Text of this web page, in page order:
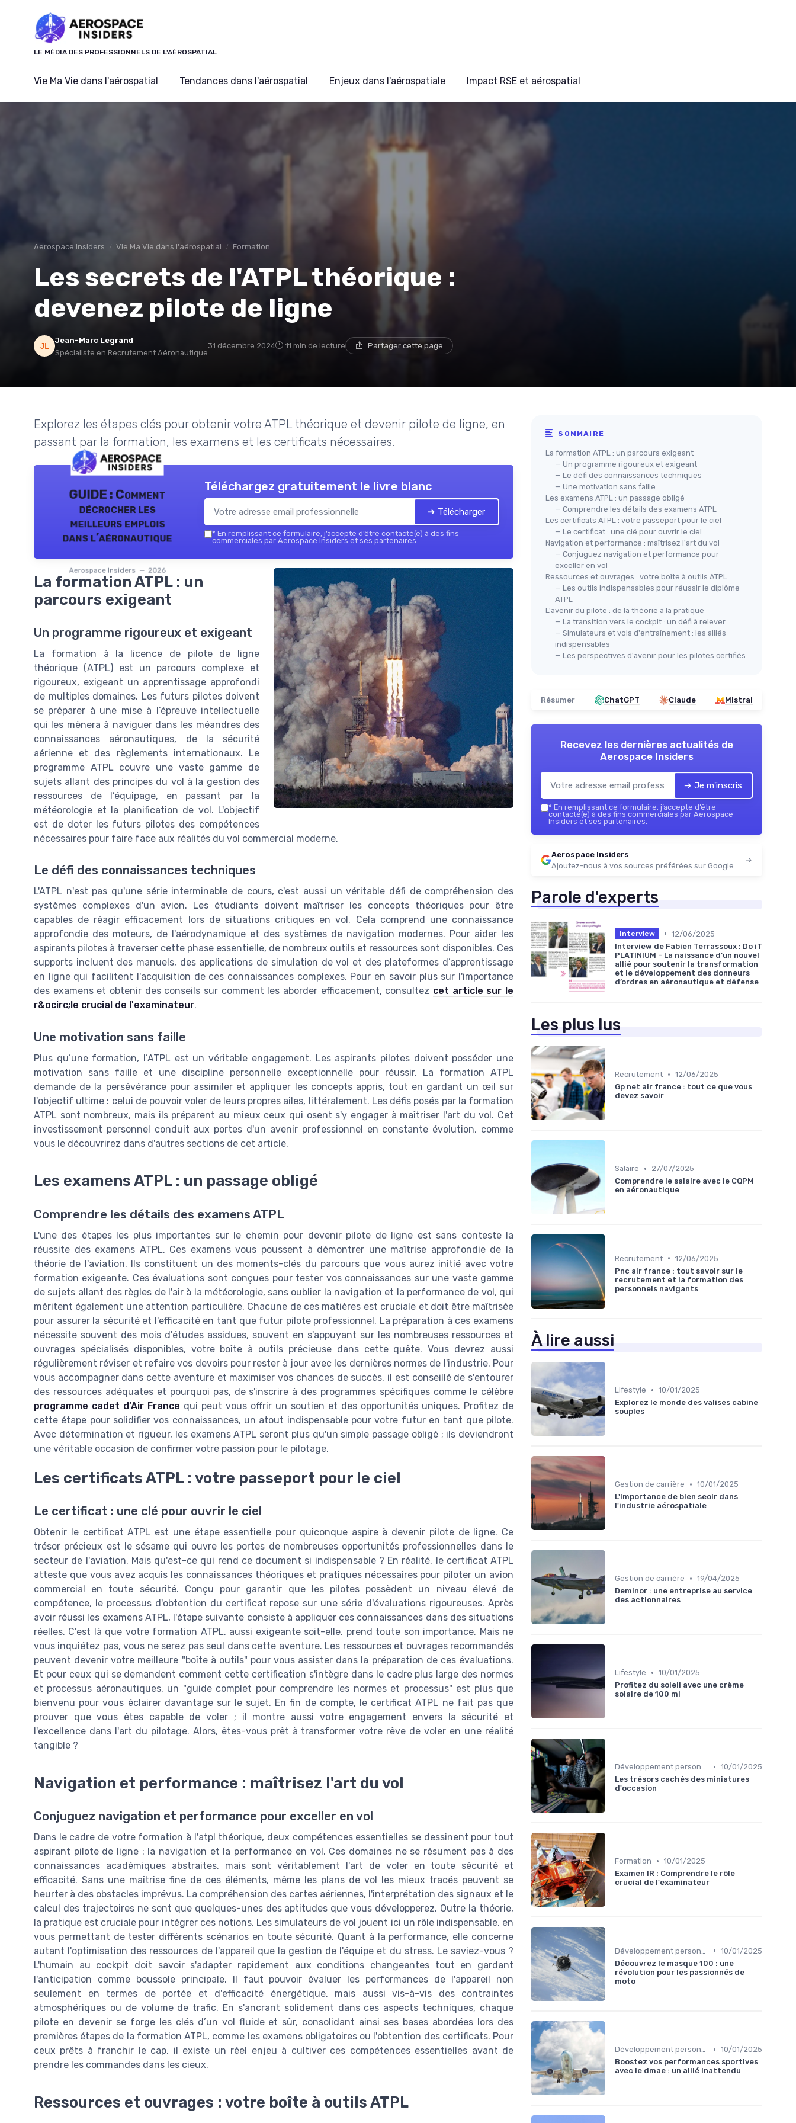
LE MÉDIA DES PROFESSIONNELS DE L'AÉROSPATIAL
Vie Ma Vie dans l'aérospatial Tendances dans l'aérospatial Enjeux dans l'aérospatiale Impact RSE et aérospatial
Aerospace Insiders Vie Ma Vie dans l'aérospatial Formation
Les secrets de l'ATPL théorique :
devenez pilote de ligne
Jean-Marc Legrand
Spécialiste en Recrutement Aéronautique
31 décembre 2024 11 min de lecture Partager cette page
Explorez les étapes clés pour obtenir votre ATPL théorique et devenir pilote de ligne, en
passant par la formation, les examens et les certificats nécessaires.
GUIDE : Comment
décrocher les
meilleurs emplois
dans l’aéronautique
Aerospace Insiders — 2026
Téléchargez gratuitement le livre blanc
➔ Télécharger
* En remplissant ce formulaire, j’accepte d’être contacté(e) à des fins
commerciales par Aerospace Insiders et ses partenaires.
La formation ATPL : un
parcours exigeant
Un programme rigoureux et exigeant
La formation à la licence de pilote de ligne
théorique (ATPL) est un parcours complexe et
rigoureux, exigeant un apprentissage approfondi
de multiples domaines. Les futurs pilotes doivent
se préparer à une mise à l’épreuve intellectuelle
qui les mènera à naviguer dans les méandres des
connaissances aéronautiques, de la sécurité
aérienne et des règlements internationaux. Le
programme ATPL couvre une vaste gamme de
sujets allant des principes du vol à la gestion des
ressources de l’équipage, en passant par la
météorologie et la planification de vol. L'objectif
est de doter les futurs pilotes des compétences
nécessaires pour faire face aux réalités du vol commercial moderne.
Le défi des connaissances techniques
L'ATPL n'est pas qu'une série interminable de cours, c'est aussi un véritable défi de compréhension des
systèmes complexes d'un avion. Les étudiants doivent maîtriser les concepts théoriques pour être
capables de réagir efficacement lors de situations critiques en vol. Cela comprend une connaissance
approfondie des moteurs, de l'aérodynamique et des systèmes de navigation modernes. Pour aider les
aspirants pilotes à traverser cette phase essentielle, de nombreux outils et ressources sont disponibles. Ces
supports incluent des manuels, des applications de simulation de vol et des plateformes d’apprentissage
en ligne qui facilitent l'acquisition de ces connaissances complexes. Pour en savoir plus sur l'importance
des examens et obtenir des conseils sur comment les aborder efficacement, consultez cet article sur le
r&ocirc;le crucial de l'examinateur.
Une motivation sans faille
Plus qu’une formation, l’ATPL est un véritable engagement. Les aspirants pilotes doivent posséder une
motivation sans faille et une discipline personnelle exceptionnelle pour réussir. La formation ATPL
demande de la persévérance pour assimiler et appliquer les concepts appris, tout en gardant un œil sur
l'objectif ultime : celui de pouvoir voler de leurs propres ailes, littéralement. Les défis posés par la formation
ATPL sont nombreux, mais ils préparent au mieux ceux qui osent s'y engager à maîtriser l'art du vol. Cet
investissement personnel conduit aux portes d'un avenir professionnel en constante évolution, comme
vous le découvrirez dans d'autres sections de cet article.
Les examens ATPL : un passage obligé
Comprendre les détails des examens ATPL
L'une des étapes les plus importantes sur le chemin pour devenir pilote de ligne est sans conteste la
réussite des examens ATPL. Ces examens vous poussent à démontrer une maîtrise approfondie de la
théorie de l'aviation. Ils constituent un des moments-clés du parcours que vous aurez initié avec votre
formation exigeante. Ces évaluations sont conçues pour tester vos connaissances sur une vaste gamme
de sujets allant des règles de l'air à la météorologie, sans oublier la navigation et la performance de vol, qui
méritent également une attention particulière. Chacune de ces matières est cruciale et doit être maîtrisée
pour assurer la sécurité et l'efficacité en tant que futur pilote professionnel. La préparation à ces examens
nécessite souvent des mois d'études assidues, souvent en s'appuyant sur les nombreuses ressources et
ouvrages spécialisés disponibles, votre boîte à outils précieuse dans cette quête. Vous devrez aussi
régulièrement réviser et refaire vos devoirs pour rester à jour avec les dernières normes de l'industrie. Pour
vous accompagner dans cette aventure et maximiser vos chances de succès, il est conseillé de s'entourer
des ressources adéquates et pourquoi pas, de s'inscrire à des programmes spécifiques comme le célèbre
programme cadet d’Air France qui peut vous offrir un soutien et des opportunités uniques. Profitez de
cette étape pour solidifier vos connaissances, un atout indispensable pour votre futur en tant que pilote.
Avec détermination et rigueur, les examens ATPL seront plus qu'un simple passage obligé ; ils deviendront
une véritable occasion de confirmer votre passion pour le pilotage.
Les certificats ATPL : votre passeport pour le ciel
Le certificat : une clé pour ouvrir le ciel
Obtenir le certificat ATPL est une étape essentielle pour quiconque aspire à devenir pilote de ligne. Ce
trésor précieux est le sésame qui ouvre les portes de nombreuses opportunités professionnelles dans le
secteur de l'aviation. Mais qu'est-ce qui rend ce document si indispensable ? En réalité, le certificat ATPL
atteste que vous avez acquis les connaissances théoriques et pratiques nécessaires pour piloter un avion
commercial en toute sécurité. Conçu pour garantir que les pilotes possèdent un niveau élevé de
compétence, le processus d'obtention du certificat repose sur une série d'évaluations rigoureuses. Après
avoir réussi les examens ATPL, l'étape suivante consiste à appliquer ces connaissances dans des situations
réelles. C'est là que votre formation ATPL, aussi exigeante soit-elle, prend toute son importance. Mais ne
vous inquiétez pas, vous ne serez pas seul dans cette aventure. Les ressources et ouvrages recommandés
peuvent devenir votre meilleure "boîte à outils" pour vous assister dans la préparation de ces évaluations.
Et pour ceux qui se demandent comment cette certification s'intègre dans le cadre plus large des normes
et processus aéronautiques, un "guide complet pour comprendre les normes et processus" est plus que
bienvenu pour vous éclairer davantage sur le sujet. En fin de compte, le certificat ATPL ne fait pas que
prouver que vous êtes capable de voler ; il montre aussi votre engagement envers la sécurité et
l'excellence dans l'art du pilotage. Alors, êtes-vous prêt à transformer votre rêve de voler en une réalité
tangible ?
Navigation et performance : maîtrisez l'art du vol
Conjuguez navigation et performance pour exceller en vol
Dans le cadre de votre formation à l'atpl théorique, deux compétences essentielles se dessinent pour tout
aspirant pilote de ligne : la navigation et la performance en vol. Ces domaines ne se résument pas à des
connaissances académiques abstraites, mais sont véritablement l'art de voler en toute sécurité et
efficacité. Sans une maîtrise fine de ces éléments, même les plans de vol les mieux tracés peuvent se
heurter à des obstacles imprévus. La compréhension des cartes aériennes, l'interprétation des signaux et le
calcul des trajectoires ne sont que quelques-unes des aptitudes que vous développerez. Outre la théorie,
la pratique est cruciale pour intégrer ces notions. Les simulateurs de vol jouent ici un rôle indispensable, en
vous permettant de tester différents scénarios en toute sécurité. Quant à la performance, elle concerne
autant l'optimisation des ressources de l'appareil que la gestion de l'équipe et du stress. Le saviez-vous ?
L'humain au cockpit doit savoir s'adapter rapidement aux conditions changeantes tout en gardant
l'anticipation comme boussole principale. Il faut pouvoir évaluer les performances de l'appareil non
seulement en termes de portée et d'efficacité énergétique, mais aussi vis-à-vis des contraintes
atmosphériques ou de volume de trafic. En s'ancrant solidement dans ces aspects techniques, chaque
pilote en devenir se forge les clés d’un vol fluide et sûr, consolidant ainsi ses bases abordées lors des
premières étapes de la formation ATPL, comme les examens obligatoires ou l'obtention des certificats. Pour
ceux prêts à franchir le cap, il existe un réel enjeu à cultiver ces compétences essentielles avant de
prendre les commandes dans les cieux.
Ressources et ouvrages : votre boîte à outils ATPL
SOMMAIRE
La formation ATPL : un parcours exigeant
— Un programme rigoureux et exigeant
— Le défi des connaissances techniques
— Une motivation sans faille
Les examens ATPL : un passage obligé
— Comprendre les détails des examens ATPL
Les certificats ATPL : votre passeport pour le ciel
— Le certificat : une clé pour ouvrir le ciel
Navigation et performance : maîtrisez l'art du vol
— Conjuguez navigation et performance pour
exceller en vol
Ressources et ouvrages : votre boîte à outils ATPL
— Les outils indispensables pour réussir le diplôme
ATPL
L'avenir du pilote : de la théorie à la pratique
— La transition vers le cockpit : un défi à relever
— Simulateurs et vols d'entraînement : les alliés
indispensables
— Les perspectives d'avenir pour les pilotes certifiés
Résumer ChatGPT Claude Mistral
Recevez les dernières actualités de
Aerospace Insiders
➔ Je m'inscris
* En remplissant ce formulaire, j’accepte d’être
contacté(e) à des fins commerciales par Aerospace
Insiders et ses partenaires.
Aerospace Insiders
Ajoutez-nous à vos sources préférées sur Google
Parole d'experts
Interview • 12/06/2025
Interview de Fabien Terrassoux : Do iT
PLATINIUM - La naissance d’un nouvel
allié pour soutenir la transformation
et le développement des donneurs
d’ordres en aéronautique et défense
Les plus lus
Recrutement • 12/06/2025
Gp net air france : tout ce que vous
devez savoir
Salaire •
27/07/2025
Comprendre le salaire avec le CQPM
en aéronautique
Recrutement • 12/06/2025
Pnc air france : tout savoir sur le
recrutement et la formation des
personnels navigants
À lire aussi
Lifestyle • 10/01/2025
Explorez le monde des valises cabine
souples
Gestion de carrière • 10/01/2025
L'importance de bien seoir dans
l'industrie aérospatiale
Gestion de carrière • 19/04/2025
Deminor : une entreprise au service
des actionnaires
Lifestyle • 10/01/2025
Profitez du soleil avec une crème
solaire de 100 ml
Développement personnel • 10/01/2025
Les trésors cachés des miniatures
d'occasion
Formation • 10/01/2025
Examen IR : Comprendre le rôle
crucial de l'examinateur
• 10/01/2025
Découvrez le masque 100 : une
révolution pour les passionnés de
moto
Développement personnel • 10/01/2025
Boostez vos performances sportives
avec le dmae : un allié inattendu